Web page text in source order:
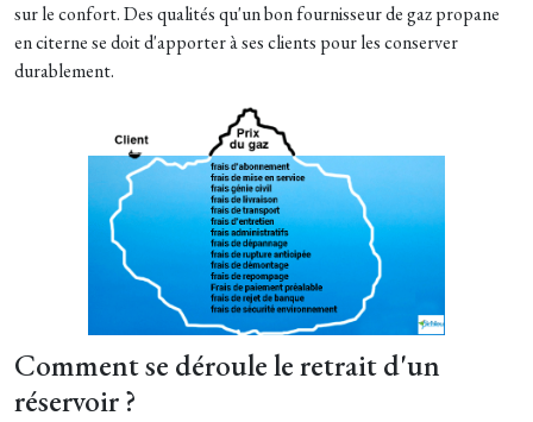
sur le confort. Des qualités qu'un bon fournisseur de gaz propane
en citerne se doit d'apporter à ses clients pour les conserver
durablement.
Comment se déroule le retrait d'un
réservoir ?